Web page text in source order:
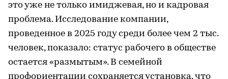
это уже не только имиджевая, но и кадровая
проблема. Исследование компании,
проведенное в 2025 году среди более чем 2 тыс.
человек, показало: статус рабочего в обществе
остается «размытым». В семейной
профориентации сохраняется установка, что